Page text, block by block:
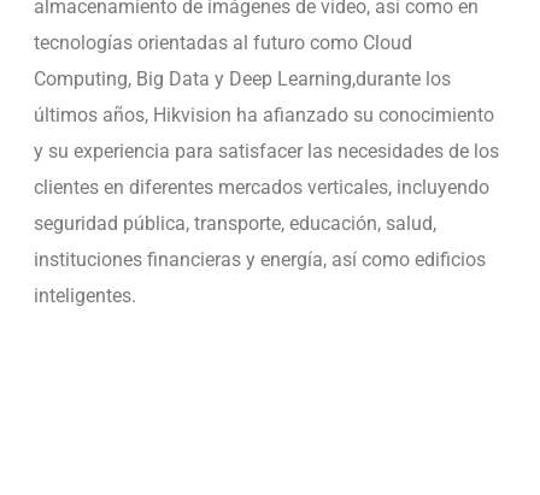
almacenamiento de imágenes de vídeo, así como en
tecnologías orientadas al futuro como Cloud
Computing, Big Data y Deep Learning,durante los
últimos años, Hikvision ha afianzado su conocimiento
y su experiencia para satisfacer las necesidades de los
clientes en diferentes mercados verticales, incluyendo
seguridad pública, transporte, educación, salud,
instituciones financieras y energía, así como edificios
inteligentes.